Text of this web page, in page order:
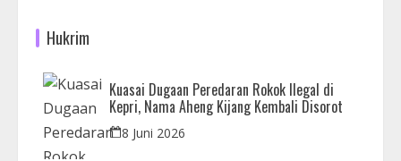
Hukrim
Kuasai Dugaan Peredaran Rokok Ilegal di
Kepri, Nama Aheng Kijang Kembali Disorot
8 Juni 2026